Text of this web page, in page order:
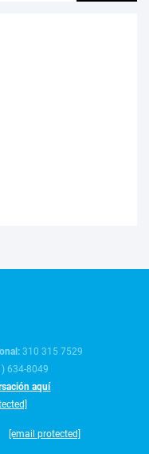
310 315 7529
634-8049
aquí
[email protected]